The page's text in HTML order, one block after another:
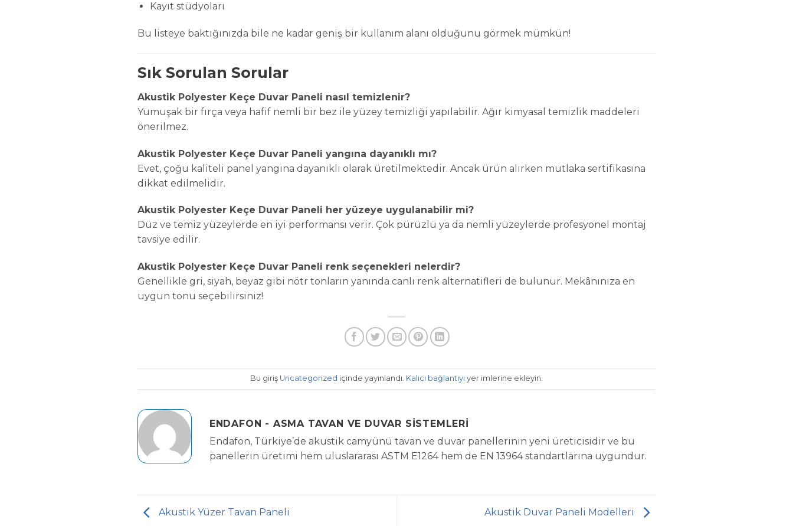
Kayıt stüdyoları
Bu listeye baktığınızda bile ne kadar geniş bir kullanım alanı olduğunu görmek mümkün!
Sık Sorulan Sorular
Akustik Polyester Keçe Duvar Paneli nasıl temizlenir?
Yumuşak bir fırça veya hafif nemli bir bez ile yüzey temizliği yapılabilir. Ağır kimyasal temizlik maddeleri
önerilmez.
Akustik Polyester Keçe Duvar Paneli yangına dayanıklı mı?
Evet, çoğu kaliteli panel yangına dayanıklı olarak üretilmektedir. Ancak ürün alırken mutlaka sertifikasına
dikkat edilmelidir.
Akustik Polyester Keçe Duvar Paneli her yüzeye uygulanabilir mi?
Düz ve temiz yüzeylerde en iyi performansı verir. Çok pürüzlü ya da nemli yüzeylerde profesyonel montaj
tavsiye edilir.
Akustik Polyester Keçe Duvar Paneli renk seçenekleri nelerdir?
Genellikle gri, siyah, beyaz gibi nötr tonların yanında canlı renk alternatifleri de bulunur. Mekânınıza en
uygun tonu seçebilirsiniz!
Bu giriş Uncategorized içinde yayınlandı. Kalıcı bağlantıyı yer imlerine ekleyin.
ENDAFON - ASMA TAVAN VE DUVAR SISTEMLERI
Endafon, Türkiye’de akustik camyünü tavan ve duvar panellerinin yeni üreticisidir ve bu
panellerin üretimi hem uluslararası ASTM E1264 hem de EN 13964 standartlarına uygundur.
Akustik Yüzer Tavan Paneli Akustik Duvar Paneli Modelleri